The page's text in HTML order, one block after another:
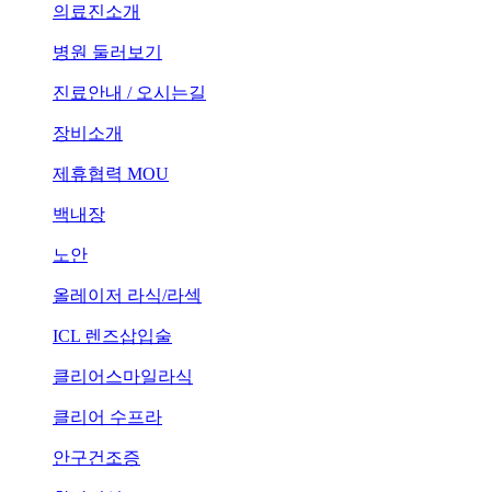
의료진소개
병원 둘러보기
진료안내 / 오시는길
장비소개
제휴협력 MOU
백내장
노안
올레이저 라식/라섹
ICL 렌즈삽입술
클리어스마일라식
클리어 수프라
안구건조증